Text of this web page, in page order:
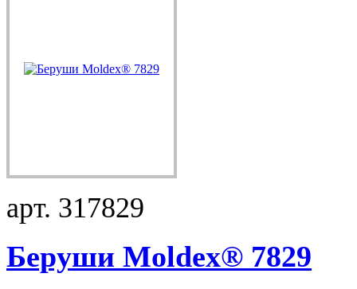
арт. 317829
Беруши Moldex® 7829